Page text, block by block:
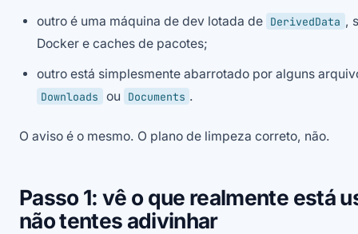
outro é uma máquina de dev lotada de DerivedData ,
Docker e caches de pacotes;
outro está simplesmente abarrotado por alguns
Downloads ou Documents .
O aviso é o mesmo. O plano de limpeza correto, não.
Passo 1: vê o que realmente está
não tentes adivinhar